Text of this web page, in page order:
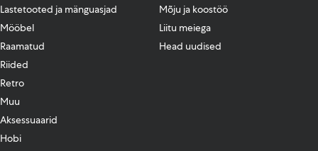
Lastetooted ja mänguasjad
Mööbel
Raamatud
Riided
Retro
Muu
Aksessuaarid
Hobi
Mõju ja koostöö
Liitu meiega
Head uudised